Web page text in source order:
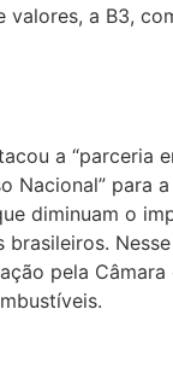
a B3,
a “parceria
Nacional” para
diminuam o
brasileiros.
pela